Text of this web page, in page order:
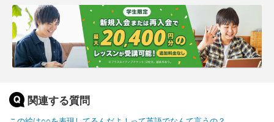
関連する質問